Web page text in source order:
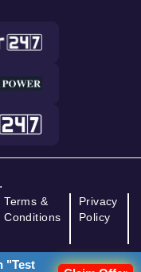
Terms &
Conditions
Privacy
Policy
"Test